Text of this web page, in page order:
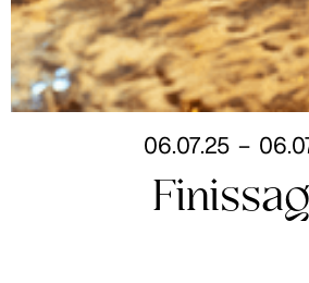
06 07. 25– 06